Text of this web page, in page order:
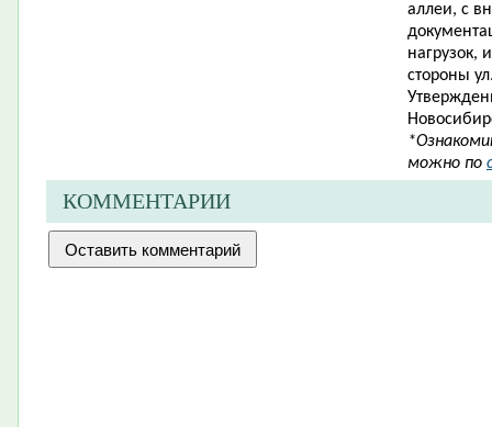
аллеи, с
нагрузок,
стороны
можно по
КОММЕНТАРИИ